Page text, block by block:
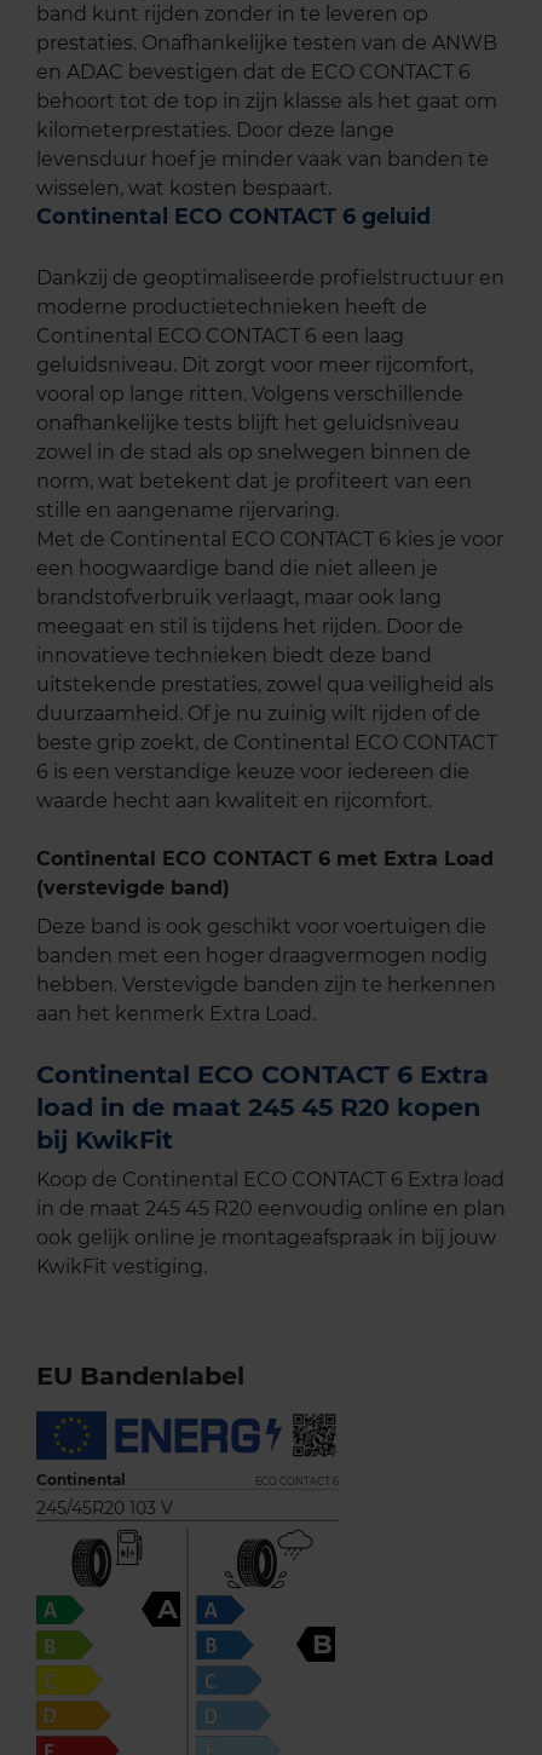
band kunt rijden zonder in te leveren op
prestaties. Onafhankelijke testen van de ANWB
en ADAC bevestigen dat de ECO CONTACT 6
behoort tot de top in zijn klasse als het gaat om
kilometerprestaties. Door deze lange
levensduur hoef je minder vaak van banden te
wisselen, wat kosten bespaart.
Continental ECO CONTACT 6 geluid
Dankzij de geoptimaliseerde profielstructuur en
moderne productietechnieken heeft de
Continental ECO CONTACT 6 een laag
geluidsniveau. Dit zorgt voor meer rijcomfort,
vooral op lange ritten. Volgens verschillende
onafhankelijke tests blijft het geluidsniveau
zowel in de stad als op snelwegen binnen de
norm, wat betekent dat je profiteert van een
stille en aangename rijervaring.
Met de Continental ECO CONTACT 6 kies je voor
een hoogwaardige band die niet alleen je
brandstofverbruik verlaagt, maar ook lang
meegaat en stil is tijdens het rijden. Door de
innovatieve technieken biedt deze band
uitstekende prestaties, zowel qua veiligheid als
duurzaamheid. Of je nu zuinig wilt rijden of de
beste grip zoekt, de Continental ECO CONTACT
6 is een verstandige keuze voor iedereen die
waarde hecht aan kwaliteit en rijcomfort.
Continental ECO CONTACT 6 met Extra Load
(verstevigde band)
Deze band is ook geschikt voor voertuigen die
banden met een hoger draagvermogen nodig
hebben. Verstevigde banden zijn te herkennen
aan het kenmerk Extra Load.
Continental ECO CONTACT 6 Extra
load in de maat 245 45 R20 kopen
bij KwikFit
Koop de Continental ECO CONTACT 6 Extra load
in de maat 245 45 R20 eenvoudig online en plan
ook gelijk online je montageafspraak in bij jouw
KwikFit vestiging.
EU Bandenlabel
Continental ECO CONTACT 6
245/45R20 103 V
A
B